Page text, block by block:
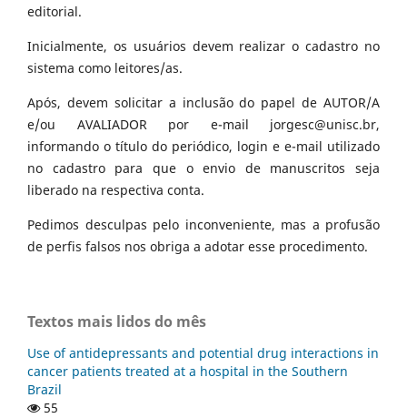
editorial.
Inicialmente, os usuários devem realizar o cadastro no
sistema como leitores/as.
Após, devem solicitar a inclusão do papel de AUTOR/A
e/ou AVALIADOR por e-mail jorgesc@unisc.br,
informando o título do periódico, login e e-mail utilizado
no cadastro para que o envio de manuscritos seja
liberado na respectiva conta.
Pedimos desculpas pelo inconveniente, mas a profusão
de perfis falsos nos obriga a adotar esse procedimento.
Textos mais lidos do mês
Use of antidepressants and potential drug interactions in
cancer patients treated at a hospital in the Southern
Brazil
55